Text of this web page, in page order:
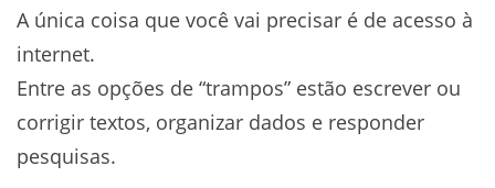
A única coisa que você vai precisar é de acesso à
internet.
Entre as opções de “trampos” estão escrever ou
corrigir textos, organizar dados e responder
pesquisas.